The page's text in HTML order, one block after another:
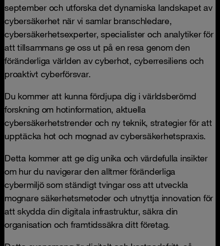
september och utforska det dynamiska landskapet av
cybersäkerhet när vi samlar branschledare,
cybersäkerhetsexperter, specialister och analytiker för
att tillsammans ge oss ut på en resa genom den
föränderliga världen av cyberhot, cyberresiliens och
proaktivt cyberförsvar.
Du kommer att kunna fördjupa dig i världsberömd
forskning om hotinformation, aktuella
cybersäkerhetstrender och ny teknik, strategier för att
upptäcka hot och mognad av cybersäkerhetspraxis.
Detta kommer att ge dig unika och värdefulla insikter
om hur du navigerar den alltmer föränderliga
cybermiljö som ständigt tvingar oss att utveckla
mognare säkerhetsmetoder och utnyttja innovation för
att skydda din digitala infrastruktur, säkra din
organisation och framtidssäkra ditt företag.